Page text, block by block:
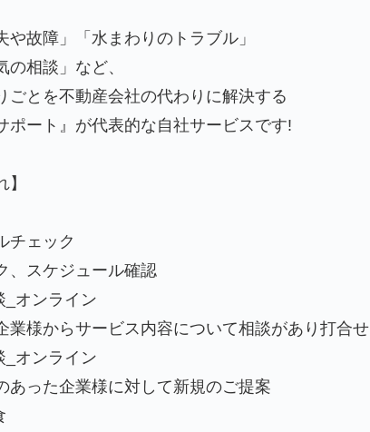
や故障」「⽔まわりのトラブル」
の相談」など、
ごとを不動産会社の代わりに解決する
ポート』が代表的な⾃社サービスです!
】
ェック
ケジュール確認
_オンライン
からサービス内容について相談があり打合せ
_オンライン
た企業様に対して新規のご提案